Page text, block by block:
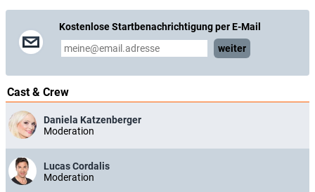
Kostenlose Startbenachrichtigung per E-Mail
weiter
Cast & Crew
Daniela Katzenberger
Moderation
Lucas Cordalis
Moderation